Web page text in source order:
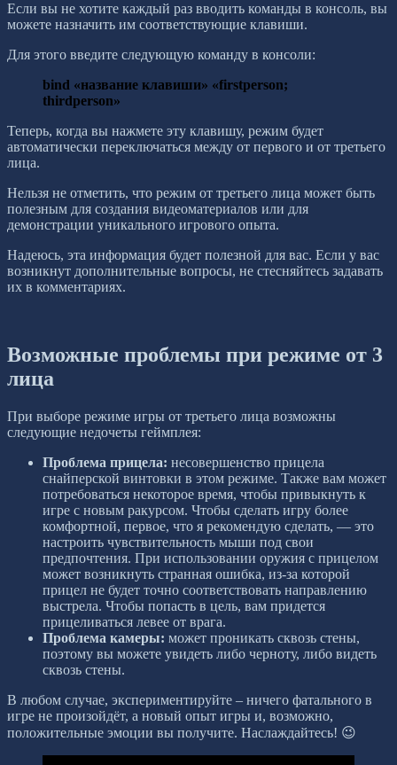
Если вы не хотите каждый раз вводить команды в консоль, вы
можете назначить им соответствующие клавиши.
Для этого введите следующую команду в консоли:
bind «название клавиши» «firstperson;
thirdperson»
Теперь, когда вы нажмете эту клавишу, режим будет
автоматически переключаться между от первого и от третьего
лица.
Нельзя не отметить, что режим от третьего лица может быть
полезным для создания видеоматериалов или для
демонстрации уникального игрового опыта.
Надеюсь, эта информация будет полезной для вас. Если у вас
возникнут дополнительные вопросы, не стесняйтесь задавать
их в комментариях.
Возможные проблемы при режиме от 3
лица
При выборе режиме игры от третьего лица возможны
следующие недочеты геймплея:
Проблема прицела: несовершенство прицела
снайперской винтовки в этом режиме. Также вам может
потребоваться некоторое время, чтобы привыкнуть к
игре с новым ракурсом. Чтобы сделать игру более
комфортной, первое, что я рекомендую сделать, — это
настроить чувствительность мыши под свои
предпочтения. При использовании оружия с прицелом
может возникнуть странная ошибка, из-за которой
прицел не будет точно соответствовать направлению
выстрела. Чтобы попасть в цель, вам придется
прицеливаться левее от врага.
Проблема камеры: может проникать сквозь стены,
поэтому вы можете увидеть либо черноту, либо видеть
сквозь стены.
В любом случае, экспериментируйте – ничего фатального в
игре не произойдёт, а новый опыт игры и, возможно,
положительные эмоции вы получите. Наслаждайтесь! 😉